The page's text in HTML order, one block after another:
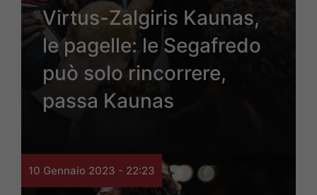
Virtus-Zalgiris Kaunas,
le pagelle: le Segafredo
può solo rincorrere,
passa Kaunas
10 Gennaio 2023 - 22:23